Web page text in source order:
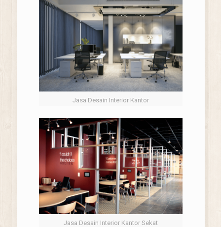
Jasa Desain Interior Kantor
Jasa Desain Interior Kantor Sekat